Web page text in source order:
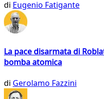
di Eugenio Fatigante
La pace disarmata di
bomba atomica
di Gerolamo Fazzini